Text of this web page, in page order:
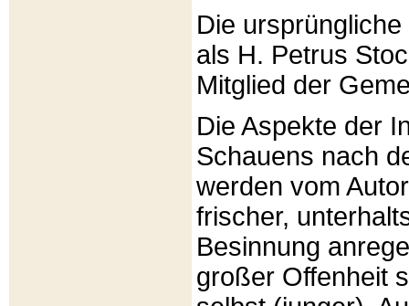
Die
als H. Petrus
Mitglied der
Die Aspekte der
Schauens nach
werden vom
frischer,
Besinnung
großer Offenheit